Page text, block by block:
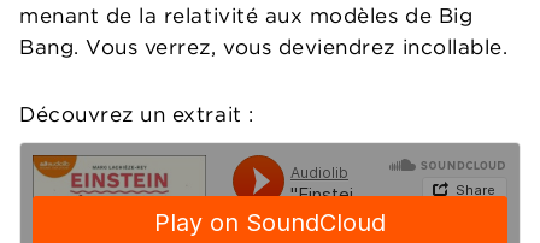
menant de la relativité aux modèles de Big
Bang. Vous verrez, vous deviendrez incollable.
Découvrez un extrait :